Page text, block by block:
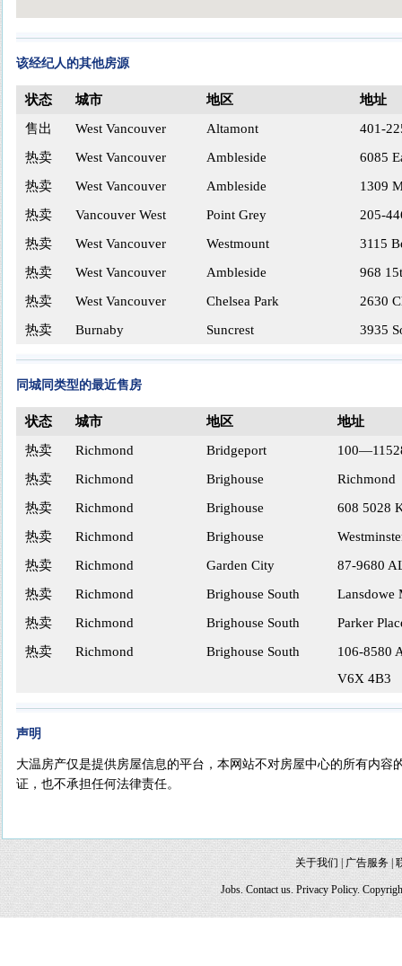
该经纪人的其他房源
状态 城市 地区
地址
售出
West Vancouver Altamont
401-
热卖
West Vancouver Ambleside
6085
热卖
West Vancouver Ambleside
1309
热卖
Vancouver West Point Grey
205-
热卖
West Vancouver Westmount
3115
热卖
West Vancouver Ambleside
968
热卖
West Vancouver Chelsea Park
2630
热卖
Burnaby Suncrest 3935
同城同类型的最近售房
状态 城市 地区
地址
热卖
Richmond Bridgeport
热卖
Richmond Brighouse
Richmond
热卖
Richmond Brighouse
608 5028
热卖
Richmond Brighouse
热卖
Richmond Garden City
87-9680
热卖
Richmond Brighouse South
Lansdowe
热卖
Richmond Brighouse South
Parker
热卖
Richmond Brighouse South
106-8580
V6X 4B3
声明
大温房产仅是提供房屋信息的平台，本网站不对房屋中心的所有内容
证，也不承担任何法律责任。
关于我们 |广告服务
Jobs. Contact us. Privacy Policy.